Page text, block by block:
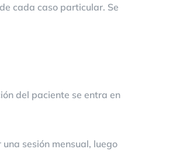
cada caso particular. Se
del paciente se entra en
sesión mensual, luego